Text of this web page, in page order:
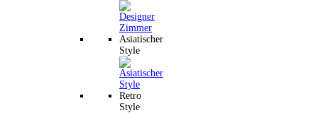
Asiatischer
Style
Retro
Style